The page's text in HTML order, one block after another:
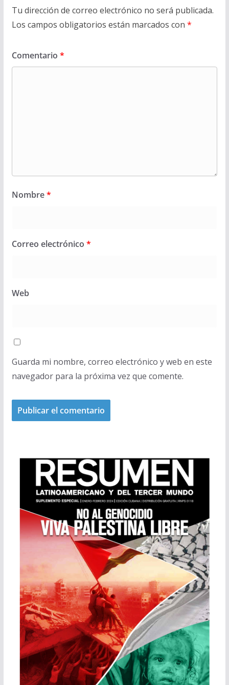
Tu dirección de correo electrónico no será publicada.
Los campos obligatorios están marcados con *
Comentario *
Nombre*
Correo electrónico *
Web
Guarda mi nombre, correo electrónico y web en este
navegador para la próxima vez que comente.